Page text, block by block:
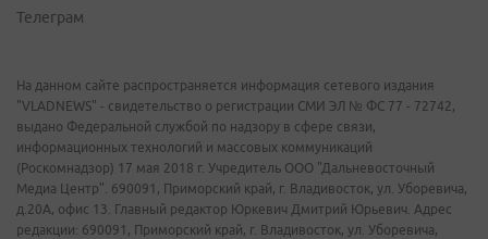
Телеграм
На данном сайте распространяется информация сетевого издания
"VLADNEWS" - свидетельство о регистрации СМИ ЭЛ № ФС 77 - 72742,
выдано Федеральной службой по надзору в сфере связи,
информационных технологий и массовых коммуникаций
(Роскомнадзор) 17 мая 2018 г. Учредитель ООО "Дальневосточный
Медиа Центр". 690091, Приморский край, г. Владивосток, ул. Уборевича,
д.20А, офис 13. Главный редактор Юркевич Дмитрий Юрьевич. Адрес
редакции: 690091, Приморский край, г. Владивосток, ул. Уборевича,